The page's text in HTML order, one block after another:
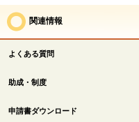
関連情報
よくある質問
助成・制度
申請書ダウンロード